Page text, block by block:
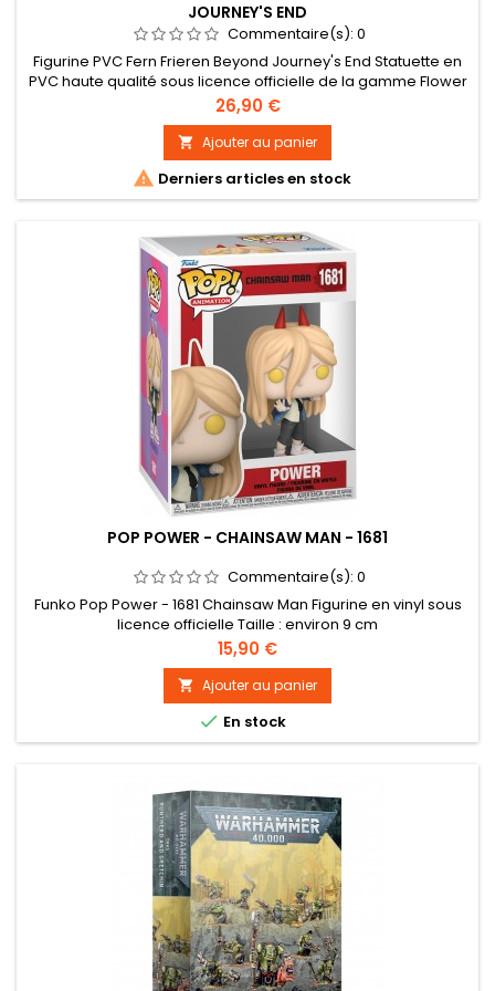
JOURNEY'S END
Commentaire(s): 0
Figurine PVC Fern Frieren Beyond Journey's End Statuette en
PVC haute qualité sous licence officielle de la gamme Flower
Garden. Taille : 18 cm environ
Prix
26,90 €
 Ajouter au panier
 Derniers articles en stock
POP POWER - CHAINSAW MAN - 1681
Commentaire(s): 0
Funko Pop Power - 1681 Chainsaw Man Figurine en vinyl sous
licence officielle Taille : environ 9 cm
Prix
15,90 €
 Ajouter au panier
 En stock